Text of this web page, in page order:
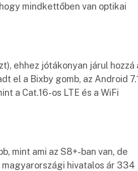
mindkettőben van optikai
ehhez jótákonyan járul hozzá
el a Bixby gomb, az Android
a Cat.16-os LTE és a WiFi
mint ami az S8+-ban van, de
hivatalos ár 334